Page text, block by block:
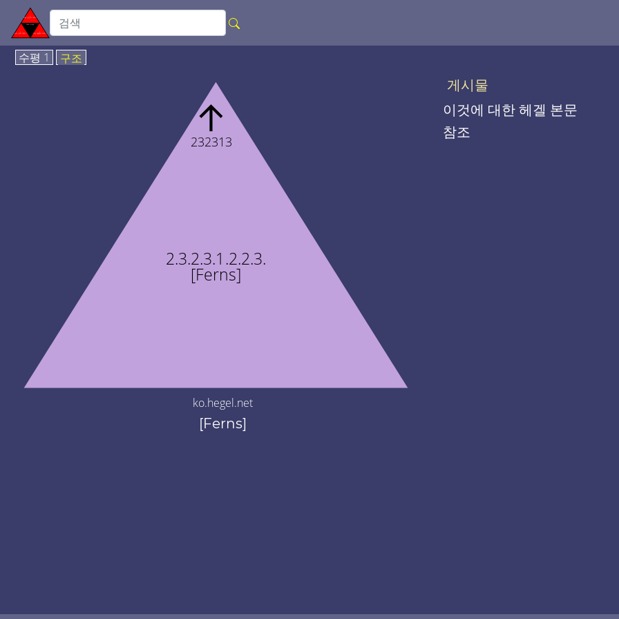
수평 1 구조
2.3.2.3.1.2.2.3.
[Ferns]
↑
232313
ko.hegel.net
[Ferns]
게시물
이것에 대한 헤겔 본문
참조